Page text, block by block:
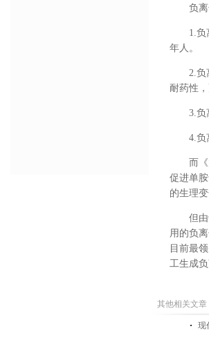
负
1.
年人。
2.负
耐药性
3.负
4.负
而
促进单
的生理
但
用的负
目前最
工生成
其他相关文章
现